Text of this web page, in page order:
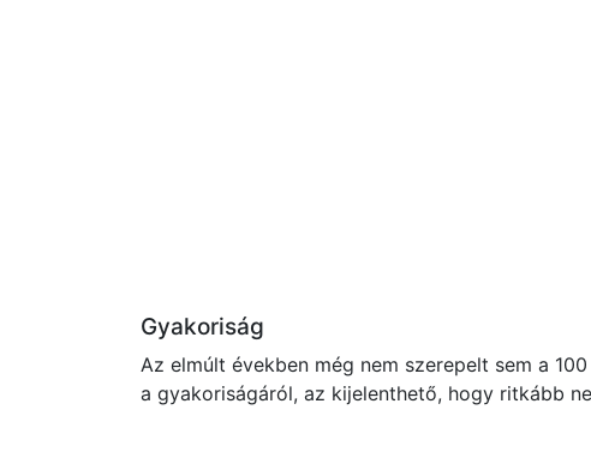
Gyakoriság
Az elmúlt években még nem szerepelt sem a
a gyakoriságáról, az kijelenthető, hogy ritkább